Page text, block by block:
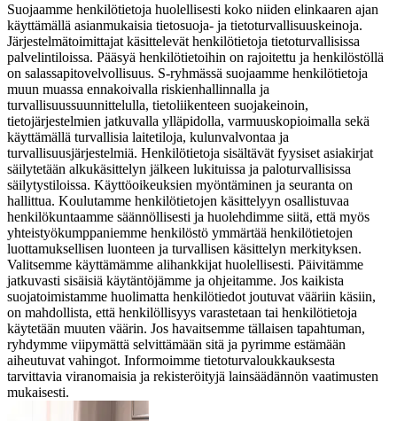
Suojaamme henkilötietoja huolellisesti koko niiden elinkaaren ajan
käyttämällä asianmukaisia tietosuoja- ja tietoturvallisuuskeinoja.
Järjestelmätoimittajat käsittelevät henkilötietoja tietoturvallisissa
palvelintiloissa. Pääsyä henkilötietoihin on rajoitettu ja henkilöstöllä
on salassapitovelvollisuus. S-ryhmässä suojaamme henkilötietoja
muun muassa ennakoivalla riskienhallinnalla ja
turvallisuussuunnittelulla, tietoliikenteen suojakeinoin,
tietojärjestelmien jatkuvalla ylläpidolla, varmuuskopioimalla sekä
käyttämällä turvallisia laitetiloja, kulunvalvontaa ja
turvallisuusjärjestelmiä. Henkilötietoja sisältävät fyysiset asiakirjat
säilytetään alkukäsittelyn jälkeen lukituissa ja paloturvallisissa
säilytystiloissa. Käyttöoikeuksien myöntäminen ja seuranta on
hallittua. Koulutamme henkilötietojen käsittelyyn osallistuvaa
henkilökuntaamme säännöllisesti ja huolehdimme siitä, että myös
yhteistyökumppaniemme henkilöstö ymmärtää henkilötietojen
luottamuksellisen luonteen ja turvallisen käsittelyn merkityksen.
Valitsemme käyttämämme alihankkijat huolellisesti. Päivitämme
jatkuvasti sisäisiä käytäntöjämme ja ohjeitamme. Jos kaikista
suojatoimistamme huolimatta henkilötiedot joutuvat vääriin käsiin,
on mahdollista, että henkilöllisyys varastetaan tai henkilötietoja
käytetään muuten väärin. Jos havaitsemme tällaisen tapahtuman,
ryhdymme viipymättä selvittämään sitä ja pyrimme estämään
aiheutuvat vahingot. Informoimme tietoturvaloukkauksesta
tarvittavia viranomaisia ja rekisteröityjä lainsäädännön vaatimusten
mukaisesti.